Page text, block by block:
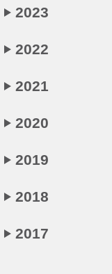
2023
2022
2021
2020
2019
2018
2017